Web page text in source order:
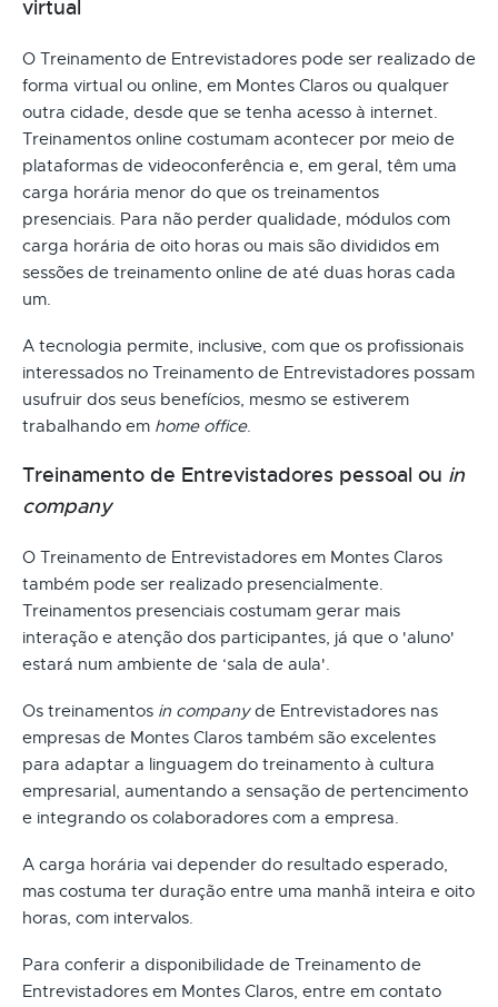
virtual
O Treinamento de Entrevistadores pode ser realizado de
forma virtual ou online, em Montes Claros ou qualquer
outra cidade, desde que se tenha acesso à internet.
Treinamentos online costumam acontecer por meio de
plataformas de videoconferência e, em geral, têm uma
carga horária menor do que os treinamentos
presenciais. Para não perder qualidade, módulos com
carga horária de oito horas ou mais são divididos em
sessões de treinamento online de até duas horas cada
um.
A tecnologia permite, inclusive, com que os profissionais
interessados no Treinamento de Entrevistadores possam
usufruir dos seus benefícios, mesmo se estiverem
trabalhando em home office.
Treinamento de Entrevistadores pessoal ou in
company
O Treinamento de Entrevistadores em Montes Claros
também pode ser realizado presencialmente.
Treinamentos presenciais costumam gerar mais
interação e atenção dos participantes, já que o 'aluno'
estará num ambiente de ‘sala de aula'.
Os treinamentos in companyde Entrevistadores nas
empresas de Montes Claros também são excelentes
para adaptar a linguagem do treinamento à cultura
empresarial, aumentando a sensação de pertencimento
e integrando os colaboradores com a empresa.
A carga horária vai depender do resultado esperado,
mas costuma ter duração entre uma manhã inteira e oito
horas, com intervalos.
Para conferir a disponibilidade de Treinamento de
Entrevistadores em Montes Claros, entre em contato